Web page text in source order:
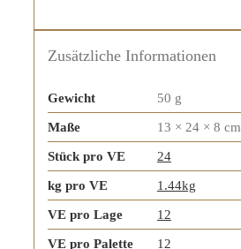
Zusätzliche Informationen
Gewicht 50 g
Maße 13 × 24 × 8 cm
Stück pro VE 24
kg pro VE 1.44kg
VE pro Lage 12
VE pro Palette 12